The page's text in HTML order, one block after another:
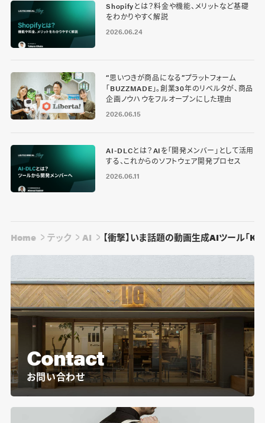
Shopifyとは？料金や機能、メリットなど基礎
をわかりやすく解説
2026.06.24
“思いつきが商品になる”プラットフォーム
「BUZZMADE」。創業30年のリベルタが、商品
企画ノウハウをフルオープンにした理由
2026.06.15
AI-DLCとは？AIを「開発メンバー」として活用
する、これからのソフトウェア開発プロセス
2026.06.11
Home テック AI 【衝撃】いま話題の動画生成AIツール「
Contact
お問い合わせ